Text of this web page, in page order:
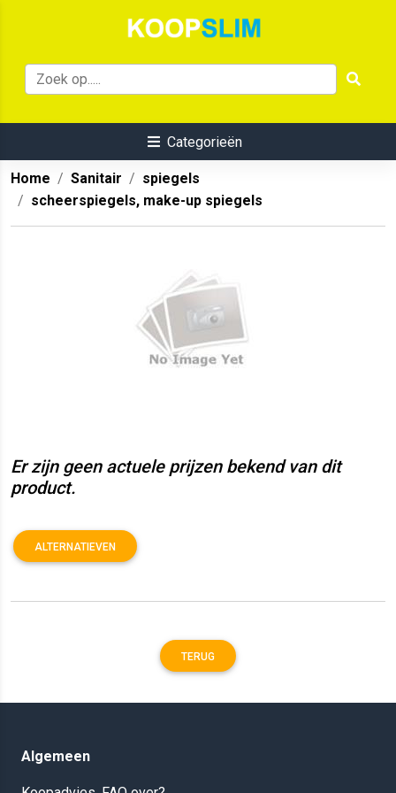
Categorieën
Home Sanitair
spiegels
scheerspiegels, make-up spiegels
Er zijn geen actuele prijzen bekend van dit
product.
ALTERNATIEVEN
TERUG
Algemeen